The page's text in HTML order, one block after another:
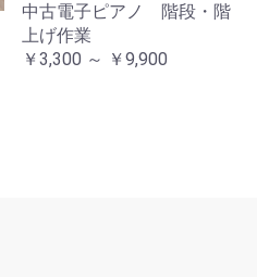
中古電子ピアノ 階段・階
上げ作業
￥3,300 ～ ￥9,900